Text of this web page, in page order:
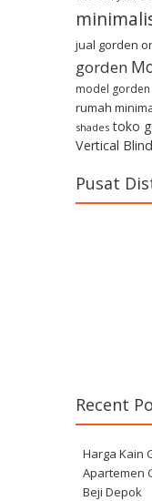
jual gorden
gorden
model
rumah
shades toko
Vertical Blind
Pusat
Recent
Harga Kain
Apartemen
Beji Depok